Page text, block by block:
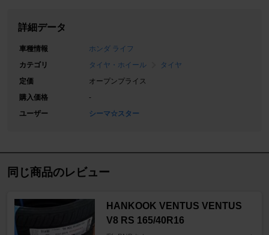
詳細データ
車種情報
ホンダ ライフ
カテゴリ
タイヤ・ホイール
タイヤ
定価
オープンプライス
購入価格
-
ユーザー
シーマ☆スター
同じ商品のレビュー
HANKOOK VENTUS VENTUS
V8 RS 165/40R16